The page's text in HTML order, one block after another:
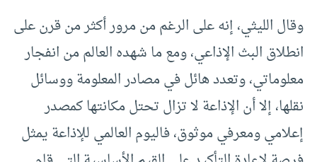
وقال الليثي، إنه على الرغم من مرور أكثر من قرن على
انطلاق البث الإذاعي، ومع ما شهده العالم من انفجار
معلوماتي، وتعدد هائل في مصادر المعلومة ووسائل
نقلها، إلا أن الإذاعة لا تزال تحتل مكانتها كمصدر
إعلامي ومعرفي موثوق، فاليوم العالمي للإذاعة يمثل